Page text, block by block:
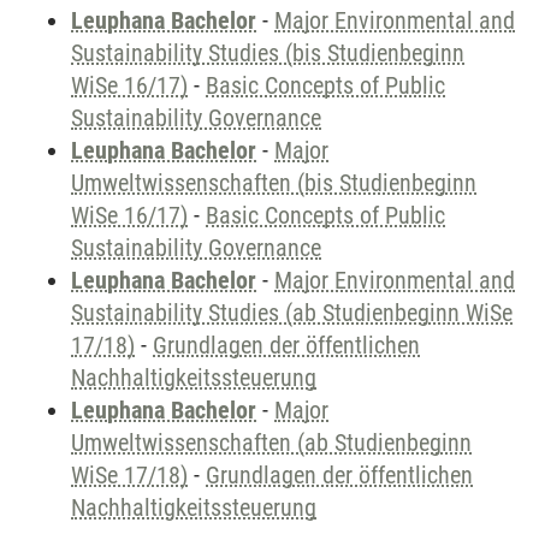
Leuphana Bachelor - Major Environmental and
Sustainability Studies (bis Studienbeginn
WiSe 16/17) - Basic Concepts of Public
Sustainability Governance
Leuphana Bachelor - Major
Umweltwissenschaften (bis Studienbeginn
WiSe 16/17) - Basic Concepts of Public
Sustainability Governance
Leuphana Bachelor - Major Environmental and
Sustainability Studies (ab Studienbeginn WiSe
17/18) - Grundlagen der öffentlichen
Nachhaltigkeitssteuerung
Leuphana Bachelor - Major
Umweltwissenschaften (ab Studienbeginn
WiSe 17/18) - Grundlagen der öffentlichen
Nachhaltigkeitssteuerung